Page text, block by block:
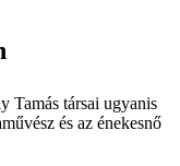
Tamás társai ugyanis
és az énekesnő